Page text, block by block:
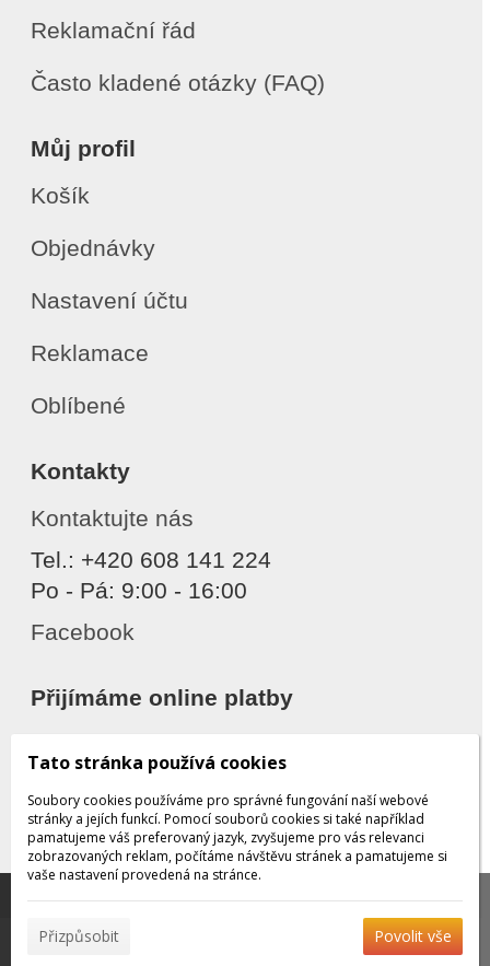
Reklamační řád
Často kladené otázky (FAQ)
Můj profil
Košík
Objednávky
Nastavení účtu
Reklamace
Oblíbené
Kontakty
Kontaktujte nás
Tel.: +420 608 141 224
Po - Pá: 9:00 - 16:00
Facebook
Přijímáme online platby
Děkujeme za důvěru
© 2026 WEXBO | |Přihlásit
pomáhají poskytovat služby. Používáním našich služeb
vyjadřujete souhlas s používáním souborů cookies.Více
✖
Tato stránka používá cookies
Soubory cookies používáme pro správné fungování naší webové
stránky a jejích funkcí. Pomocí souborů cookies si také například
pamatujeme váš preferovaný jazyk, zvyšujeme pro vás relevanci
zobrazovaných reklam, počítáme návštěvu stránek a pamatujeme si
vaše nastavení provedená na stránce.
Přizpůsobit Povolit vše